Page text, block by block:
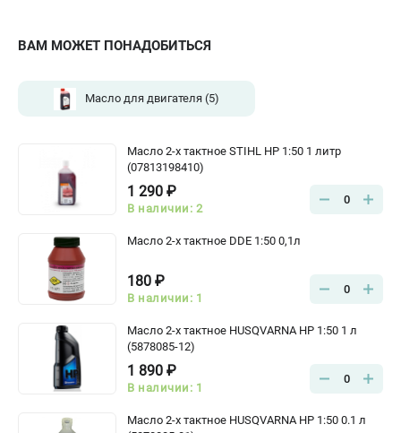
Режим работы колл-центра:
вс - выходной
ЗАКАЗ ЗАПЧАСТЕЙ
+7 (8112) 59-12-69
zakaz@gazonokosilka-spb.ru
ВАМ МОЖЕТ ПОНАДОБИТЬСЯ
Масло для двигателя (5)
Масло 2-х тактное STIHL HP 1:50 1 литр
(07813198410)
1 290 ₽
В наличии: 2
0
Масло 2-х тактное DDE 1:50 0,1л
180 ₽
В наличии: 1
0
Масло 2-х тактное HUSQVARNA HP 1:50 1 л
(5878085-12)
1 890 ₽
В наличии: 1
0
Масло 2-х тактное HUSQVARNA HP 1:50 0.1 л